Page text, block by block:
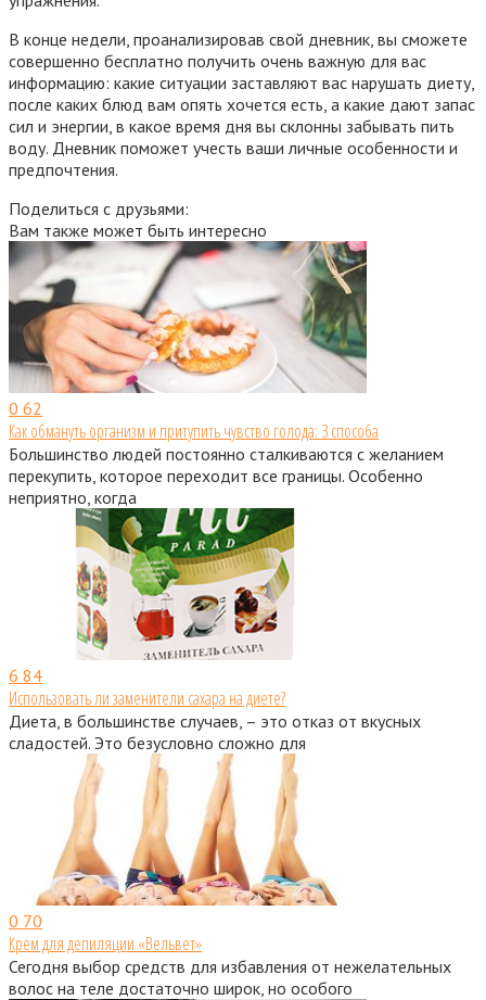
В конце недели, проанализировав свой дневник, вы сможете
совершенно бесплатно получить очень важную для вас
информацию: какие ситуации заставляют вас нарушать диету,
после каких блюд вам опять хочется есть, а какие дают запас
сил и энергии, в какое время дня вы склонны забывать пить
воду. Дневник поможет учесть ваши личные особенности и
предпочтения.
Поделиться с друзьями:
Вам также может быть интересно
0 62
Как обмануть организм и притупить чувство голода: 3 способа
Большинство людей постоянно сталкиваются с желанием
перекупить, которое переходит все границы. Особенно
неприятно, когда
6 84
Использовать ли заменители сахара на диете?
Диета, в большинстве случаев, – это отказ от вкусных
сладостей. Это безусловно сложно для
0 70
Крем для депиляции «Вельвет»
Сегодня выбор средств для избавления от нежелательных
волос на теле достаточно широк, но особого